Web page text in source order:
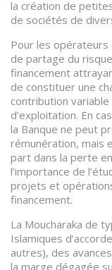
la création de
de sociétés de
Pour les opérateurs
de partage du
financement
de constituer une
contribution
d’exploitation. En
la Banque ne peut
rémunération, mais
part dans la perte
l’importance de
projets et
financement.
La Moucharaka de
Islamiques
autres), des
la marge dégagée